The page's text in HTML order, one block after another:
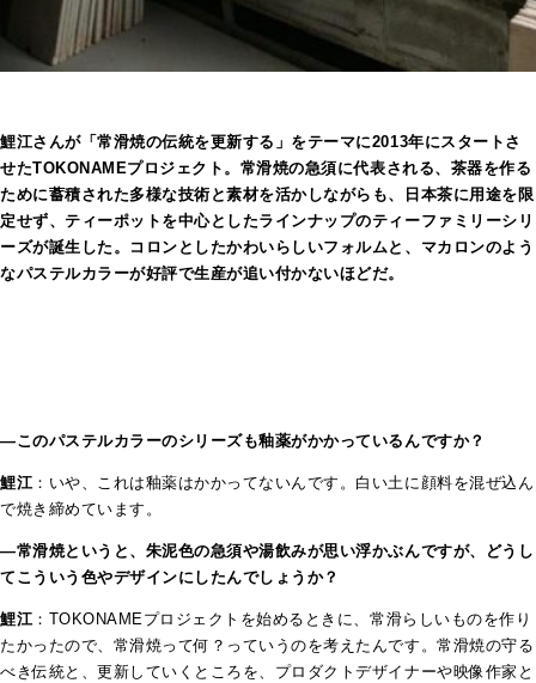
鯉江さんが「常滑焼の伝統を更新する」をテーマに2013年にスタートさ
せたTOKONAMEプロジェクト。常滑焼の急須に代表される、茶器を作る
ために蓄積された多様な技術と素材を活かしながらも、日本茶に用途を限
定せず、ティーポットを中心としたラインナップのティーファミリーシリ
ーズが誕生した。コロンとしたかわいらしいフォルムと、マカロンのよう
なパステルカラーが好評で生産が追い付かないほどだ。
―このパステルカラーのシリーズも釉薬がかかっているんですか？
鯉江 ：いや、これは釉薬はかかってないんです。白い土に顔料を混ぜ込ん
で焼き締めています。
—常滑焼というと、朱泥色の急須や湯飲みが思い浮かぶんですが、どうし
てこういう色やデザインにしたんでしょうか？
鯉江 ：TOKONAMEプロジェクトを始めるときに、常滑らしいものを作り
たかったので、常滑焼って何？っていうのを考えたんです。常滑焼の守る
べき伝統と、更新していくところを、プロダクトデザイナーや映像作家と